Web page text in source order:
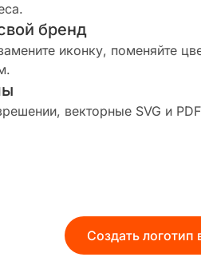
бренд
иконку, поменяйте
векторные SVG и
Создать логотип